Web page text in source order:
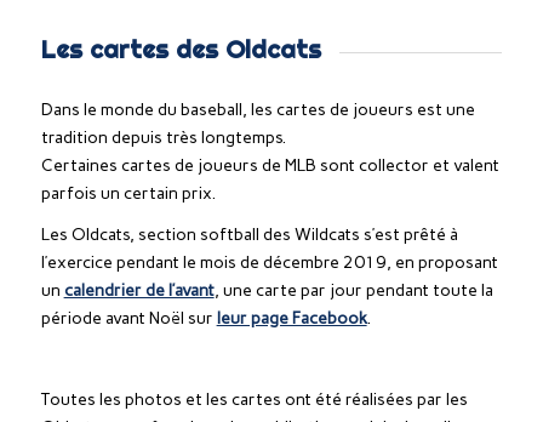
Les cartes des Oldcats
Dans le monde du baseball, les cartes de joueurs est une
tradition depuis très longtemps.
Certaines cartes de joueurs de MLB sont collector et valent
parfois un certain prix.
Les Oldcats, section softball des Wildcats s’est prêté à
l’exercice pendant le mois de décembre 2019, en proposant
un calendrier de l’avant, une carte par jour pendant toute la
période avant Noël sur leur page Facebook.
Toutes les photos et les cartes ont été réalisées par les